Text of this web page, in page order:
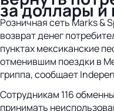
за доллары и
Розничная сеть Marks &
возврат денег
пунктах мексиканские
отменившим поездки в
гриппа, сообщает
Сотрудникам 116
принимать